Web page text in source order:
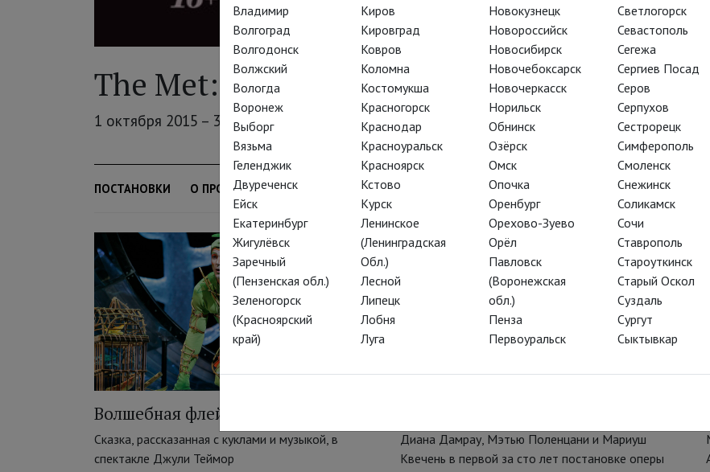
The Met: Live in HD. Сезон 2015-2016
1 октября 2015 – 30 июня 2016
ПОСТАНОВКИ О ПРОЕКТЕ АРХИВ ТЕАТР
Волшебная флейта
Сказка, рассказанная с куклами и музыкой, в
спектакле Джули Теймор
Диана Дамрау, Мэтью Поленцани и Мариуш
Квечень в первой за сто лет постановке оперы
Владимир
Волгоград
Волгодонск
Волжский
Вологда
Воронеж
Выборг
Вязьма
Геленджик
Двуреченск
Ейск
Екатеринбург
Жигулёвск
Заречный
(Пензенская обл.)
Зеленогорск
(Красноярский
край)
Киров
Кировград
Ковров
Коломна
Костомукша
Красногорск
Краснодар
Красноуральск
Красноярск
Кстово
Курск
Ленинское
(Ленинградская
Обл.)
Лесной
Липецк
Лобня
Луга
Новокузнецк
Новороссийск
Новосибирск
Новочебоксарск
Новочеркасск
Норильск
Обнинск
Озёрск
Омск
Опочка
Оренбург
Орехово-Зуево
Орёл
Павловск
(Воронежская
обл.)
Пенза
Первоуральск
Светлогорск
Севастополь
Сегежа
Сергиев Посад
Серов
Серпухов
Сестрорецк
Симферополь
Смоленск
Снежинск
Соликамск
Сочи
Ставрополь
Староуткинск
Старый Оскол
Суздаль
Сургут
Сыктывкар